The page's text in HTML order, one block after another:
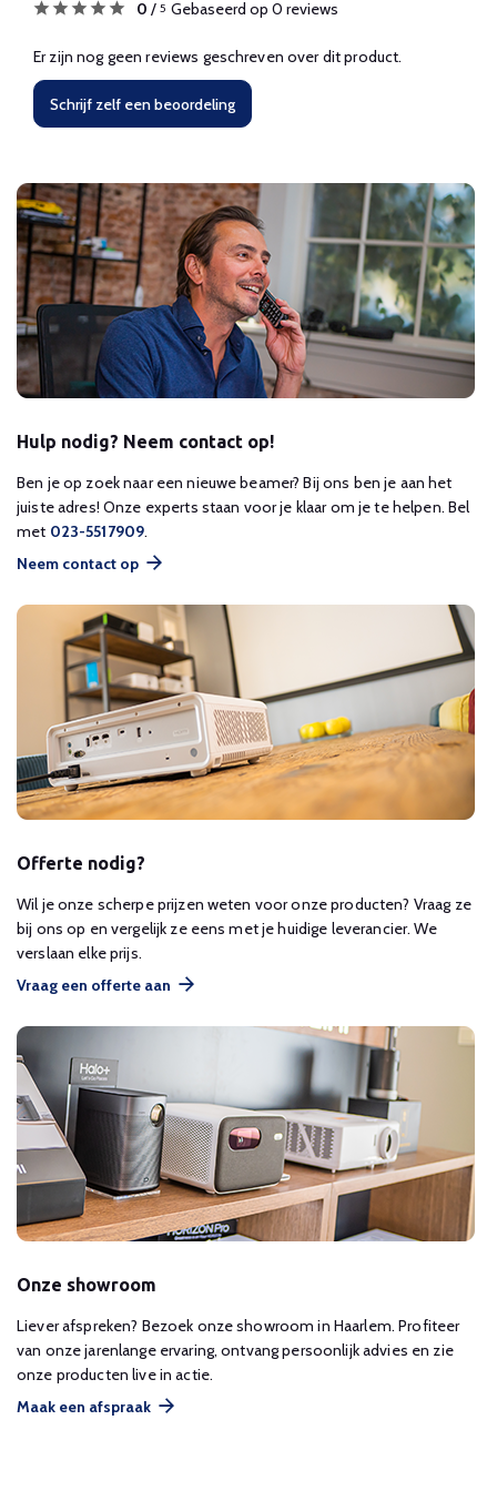
0 / 5 Gebaseerd op 0 reviews
Er zijn nog geen reviews geschreven over dit product.
Schrijf zelf een beoordeling
Hulp nodig? Neem contact op!
Ben je op zoek naar een nieuwe beamer? Bij ons ben je aan het
juiste adres! Onze experts staan voor je klaar om je te helpen. Bel
met 023-5517909.
Neem contact op
Offerte nodig?
Wil je onze scherpe prijzen weten voor onze producten? Vraag ze
bij ons op en vergelijk ze eens met je huidige leverancier. We
verslaan elke prijs.
Vraag een offerte aan
Onze showroom
Liever afspreken? Bezoek onze showroom in Haarlem. Profiteer
van onze jarenlange ervaring, ontvang persoonlijk advies en zie
onze producten live in actie.
Maak een afspraak